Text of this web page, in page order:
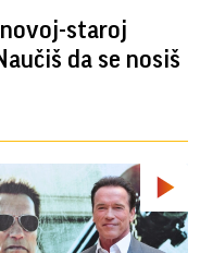
staroj
da se nosiš